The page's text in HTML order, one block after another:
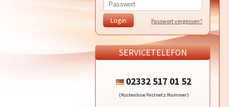
Passwort vergessen?
SERVICETELEFON
02332 517 01 52
(Kostenlose Festnetz Nummer)